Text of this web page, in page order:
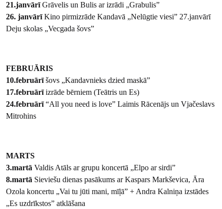
21.janvārīGrāvelis un Bulis ar izrādi „Grabulis”
26. janvārīKino pirmizrāde Kandavā „Nelūgtie viesi” 27.janvārī
Deju skolas „Vecgada šovs”
FEBRUĀRIS
10.februārīšovs „Kandavnieks dzied maskā”
17.februārīizrāde bērniem (Teātris un Es)
24.februārī“All you need is love” Laimis Rācenājs un Vjačeslavs
Mitrohins
MARTS
3.martā Valdis Atāls ar grupu koncertā „Elpo ar sirdi”
8.martā Sieviešu dienas pasākums ar Kaspars Markševica, Āra
Ozola koncertu „Vai tu jūti mani, mīļā” + Andra Kalniņa izstādes
„Es uzdrīkstos” atklāšana